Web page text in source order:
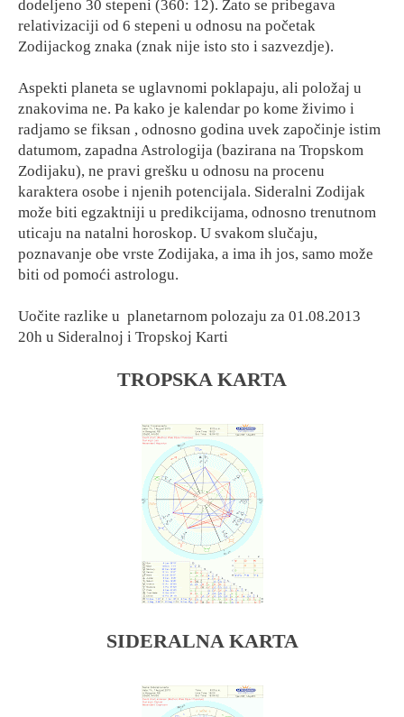
dodeljeno 30 stepeni (360: 12). Zato se pribegava
relativizaciji od 6 stepeni u odnosu na početak
Zodijackog znaka (znak nije isto sto i sazvezdje).
Aspekti planeta se uglavnomi poklapaju, ali položaj u
znakovima ne. Pa kako je kalendar po kome živimo i
radjamo se fiksan , odnosno godina uvek započinje istim
datumom, zapadna Astrologija (bazirana na Tropskom
Zodijaku), ne pravi grešku u odnosu na procenu
karaktera osobe i njenih potencijala. Sideralni Zodijak
može biti egzaktniji u predikcijama, odnosno trenutnom
uticaju na natalni horoskop. U svakom slučaju,
poznavanje obe vrste Zodijaka, a ima ih jos, samo može
biti od pomoći astrologu.
Uočite razlike u planetarnom polozaju za 01.08.2013
20h u Sideralnoj i Tropskoj Karti
TROPSKA KARTA
SIDERALNA KARTA